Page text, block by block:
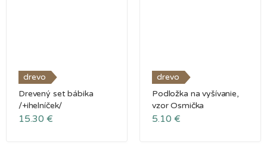
drevo
Drevený set bábika
/+ihelníček/
15.30 €
drevo
Podložka na vyšívanie,
vzor Osmička
5.10 €